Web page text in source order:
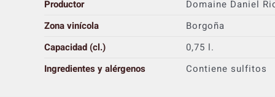
Productor
Domaine Daniel
Zona vinícola
Borgoña
Capacidad (cl.)
0,75 l.
Ingredientes y alérgenos
Contiene sulfitos